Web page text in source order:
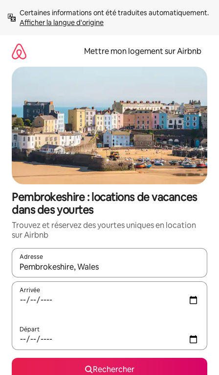
directement
Afficher la langue d'origine
Mettre mon logement sur Airbnb
Pembrokeshire : locations de vacances
dans des yourtes
Trouvez et réservez des yourtes uniques en location
sur Airbnb
Adresse
Lorsque les résultats s'affichent, utilisez les flèches vers le
Arrivée
Départ
Rechercher